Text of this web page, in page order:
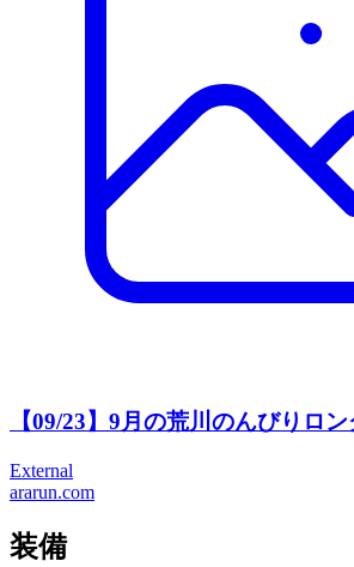
【09/23】9月の荒川のんびりロ
External
ararun.com
装備